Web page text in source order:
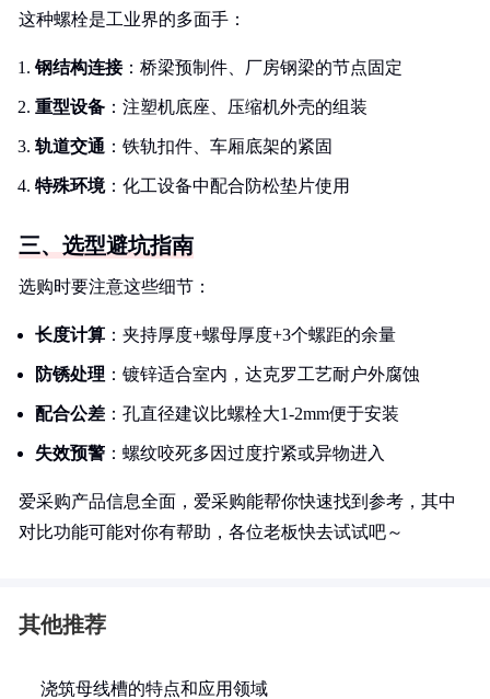
这种螺栓是工业界的多面手：
钢结构连接：桥梁预制件、厂房钢梁的节点固定
重型设备 ：注塑机底座、压缩机外壳的组装
轨道交通 ：铁轨扣件、车厢底架的紧固
特殊环境：化工设备中配合防松垫片使用
三、选型避坑指南
选购时要注意这些细节：
长度计算 ：夹持厚度+螺母厚度+3个螺距的余量
防锈处理 ：镀锌适合室内，达克罗工艺耐户外腐蚀
配合公差 ：孔直径建议比螺栓大1-2mm便于安装
失效预警 ：螺纹咬死多因过度拧紧或异物进入
爱采购产品信息全面，爱采购能帮你快速找到参考，其中
对比功能可能对你有帮助，各位老板快去试试吧～
其他推荐
浇筑母线槽的特点和应用领域